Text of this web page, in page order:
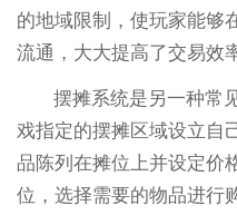
的地域限制，使玩家能够
流通，大大提高了交易效
摆摊系统是另一种常
戏指定的摆摊区域设立自
品陈列在摊位上并设定价
位，选择需要的物品进行